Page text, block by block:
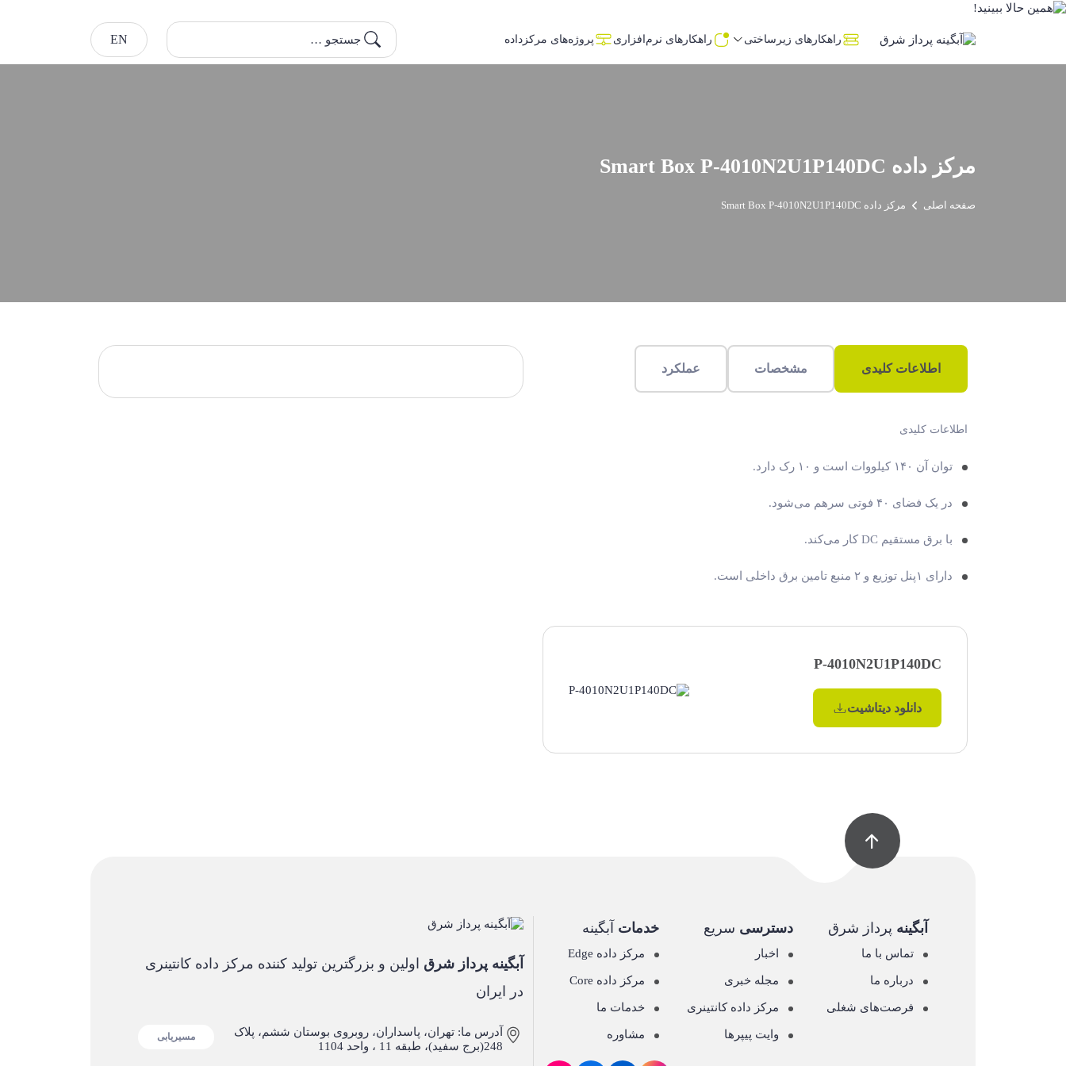
راهکارهای زیرساختی راهکارهای نرم‌افزاری پروژه‌های مرکزداده جستجو … EN
مرکز داده Smart Box P-4010N2U1P140DC
صفحه اصلی مرکز داده Smart Box P-4010N2U1P140DC
اطلاعات کلیدی مشخصات عملکرد
اطلاعات کلیدی
توان آن ۱۴۰ کیلووات است و ۱۰ رک دارد.
در یک فضای ۴۰ فوتی سرهم می‌شود.
با برق مستقیم DC کار می‌کند.
دارای ۱پنل توزیع و ۲ منبع تامین برق داخلی است.
P-4010N2U1P140DC
دانلود دیتاشیت
آبگینه پرداز شرق
تماس با ما
درباره ما
فرصت‌های شغلی
دسترسی سریع
اخبار
مجله خبری
مرکز داده کانتینری
وایت پیپرها
خدمات آبگینه
مرکز داده Edge
مرکز داده Core
خدمات ما
مشاوره
آبگینه پرداز شرق اولین و بزرگترین تولید کننده مرکز داده کانتینری
در ایران
آدرس ما: تهران، پاسداران، روبروی بوستان ششم، پلاک
248(برج سفید)، طبقه 11 ، واحد 1104
مسیریابی